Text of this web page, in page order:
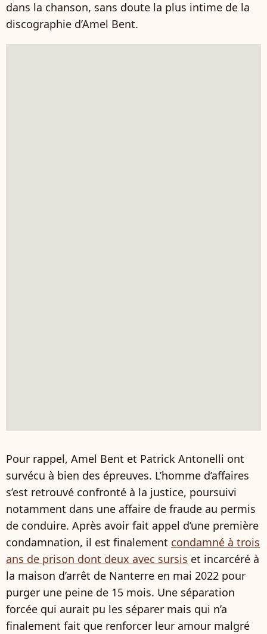
dans la chanson, sans doute la plus intime de la
discographie d’Amel Bent.
Pour rappel, Amel Bent et Patrick Antonelli ont
survécu à bien des épreuves. L’homme d’affaires
s’est retrouvé confronté à la justice, poursuivi
notamment dans une affaire de fraude au permis
de conduire. Après avoir fait appel d’une première
condamnation, il est finalement condamné à trois
ans de prison dont deux avec sursis et incarcéré à
la maison d’arrêt de Nanterre en mai 2022 pour
purger une peine de 15 mois. Une séparation
forcée qui aurait pu les séparer mais qui n’a
finalement fait que renforcer leur amour malgré